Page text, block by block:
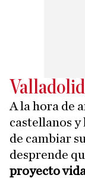
A la hora de
castellanos y
de cambiar
desprende
proyecto